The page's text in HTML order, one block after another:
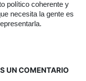
político coherente y
necesita la gente es
UN COMENTARIO